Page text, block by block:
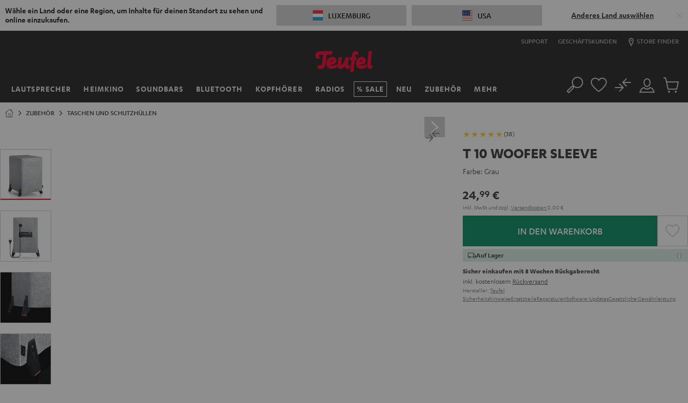
Wähle ein Land oder eine Region, um Inhalte für deinen Standort zu sehen und
online einzukaufen.
LUXEMBURG USA Anderes Land auswählen
ZUM
SUPPORT GESCHÄFTSKUNDEN STORE FINDER
LAUTSPRECHER HEIMKINO SOUNDBARS BLUETOOTH KOPFHÖRER RADIOS SALE NEU ZUBEHÖR MEHR
Startseite Suche
Mein
Konto
No
Artikel
ZUBEHÖR TASCHEN UND SCHUTZHÜLLEN
(38)
T 10 WOOFER SLEEVE
Farbe: Grau
24,99 €
Inkl. MwSt und zzgl. Versandkosten 0,00 €
IN DEN WARENKORB
Auf Lager
Sicher einkaufen mit 8 Wochen Rückgaberecht
inkl. kostenlosem Rückversand
Hersteller: Teufel
SicherheitshinweiseErsatzteileReparaturenSoftware-UpdatesGesetzliche Gewährleistung